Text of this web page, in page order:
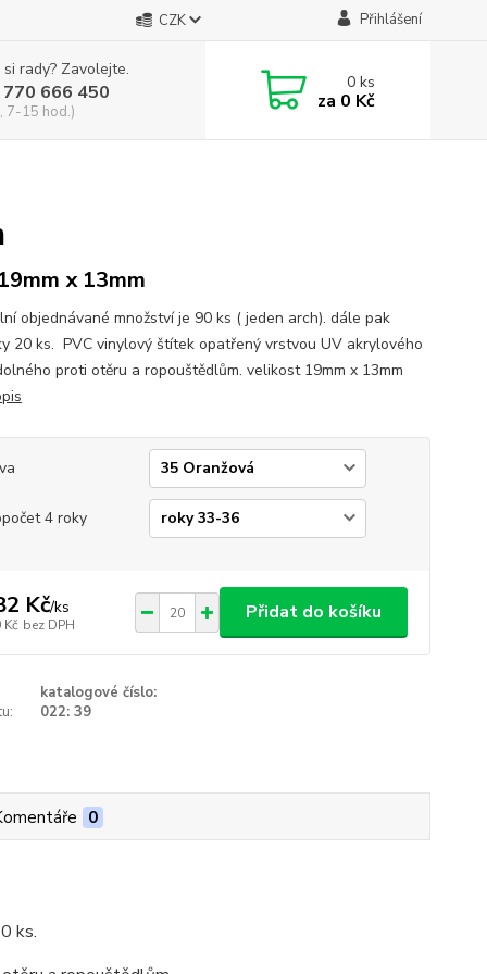
CZK Přihlášení
rady? Zavolejte.
666 450
7-15 hod.)
0ks
za 0 Kč
x 13mm
objednávané množství je 90 ks ( jeden arch). dále pak
20 ks. PVC vinylový štítek opatřený vrstvou UV akrylového
proti otěru a ropouštědlům. velikost 19mm x 13mm
4 roky
Kč/ks
Kč bez DPH
Přidat do košíku
katalogové číslo:
022: 39
0
ks.